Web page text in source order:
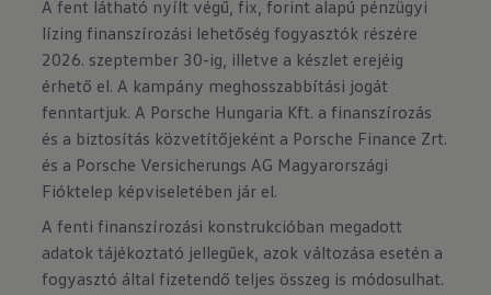
A fent látható nyílt végű, fix, forint alapú pénzügyi
lízing finanszírozási lehetőség fogyasztók részére
2026. szeptember 30-ig, illetve a készlet erejéig
érhető el. A kampány meghosszabbítási jogát
fenntartjuk. A Porsche Hungaria Kft. a finanszírozás
és a biztosítás közvetítőjeként a Porsche Finance Zrt.
és a Porsche Versicherungs AG Magyarországi
Fióktelep képviseletében jár el.
A fenti finanszírozási konstrukcióban megadott
adatok tájékoztató jellegűek, azok változása esetén a
fogyasztó által fizetendő teljes összeg is módosulhat.